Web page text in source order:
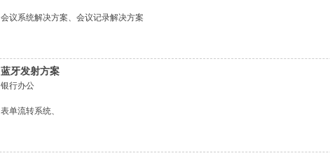
会议系统解决方案、会议记录解决方案
蓝牙发射方案
银行办公
表单流转系统、